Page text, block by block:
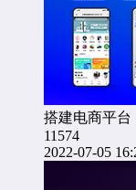
搭建电商平台
11574
2022-07-05